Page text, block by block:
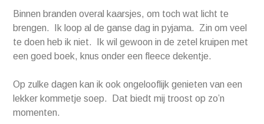
Binnen branden overal kaarsjes, om toch wat licht te
brengen. Ik loop al de ganse dag in pyjama. Zin om veel
te doen heb ik niet. Ik wil gewoon in de zetel kruipen met
een goed boek, knus onder een fleece dekentje.
Op zulke dagen kan ik ook ongelooflijk genieten van een
lekker kommetje soep. Dat biedt mij troost op zo’n
momenten.